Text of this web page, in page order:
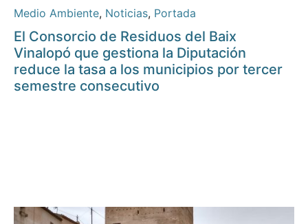
Medio Ambiente, Noticias, Portada
El Consorcio de Residuos del Baix
Vinalopó que gestiona la Diputación
reduce la tasa a los municipios por tercer
semestre consecutivo